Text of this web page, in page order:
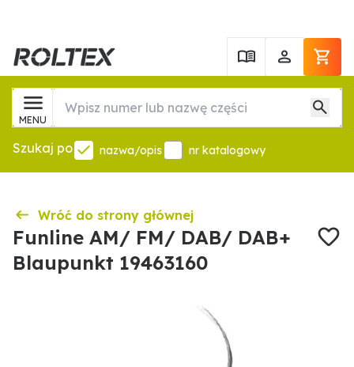
MENU
Szukaj po nazwa/opis nr katalogowy
Wróć do strony głównej
Funline AM/ FM/ DAB/ DAB+
Blaupunkt 19463160